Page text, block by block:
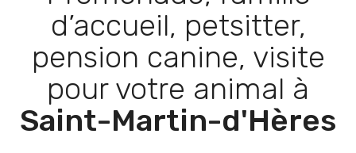
d’accueil, petsitter,
pension canine, visite
pour votre animal à
Saint-Martin-d'Hères